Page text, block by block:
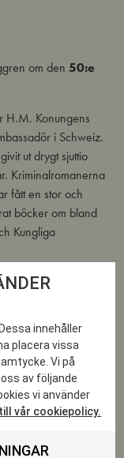
om den 50:e
H.M. Konungens
i Schweiz.
ut drygt sjuttio
Kriminalromanerna
fått en stor och
böcker om bland
Kungliga
Homansällskapet
huvudet. En hög
och behöver
av vapenexport,
och sist men
Tur att det finns
innehåller
placera vissa
Vi på
av följande
vi använder
vår cookiepolicy.